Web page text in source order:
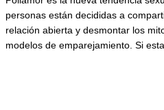
personas están decididas a
relación abierta y desmontar los
modelos de emparejamiento. Si